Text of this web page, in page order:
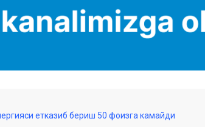
етказиб бериш 50 фоизга камайди